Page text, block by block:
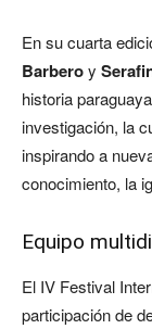
En su cuarta
Barberoy
historia
investigación, la
inspirando a
conocimiento, la
Equipo
El IV Festival
participación de